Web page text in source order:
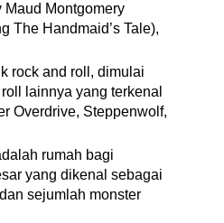
Montgomery
The Handmaid’s Tale),
rock and roll, dimulai
lainnya yang terkenal
Overdrive, Steppenwolf,
rumah bagi
yang dikenal sebagai
sejumlah monster